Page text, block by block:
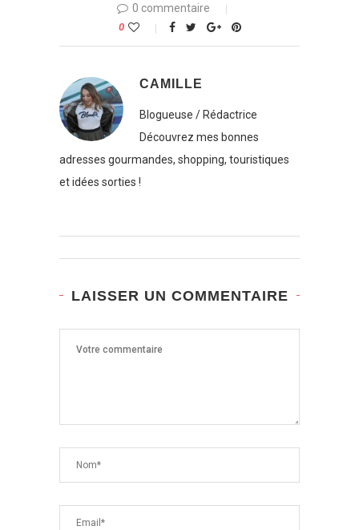
0 commentaire
0
CAMILLE
Blogueuse / Rédactrice
Découvrez mes bonnes
adresses gourmandes, shopping, touristiques
et idées sorties !
LAISSER UN COMMENTAIRE